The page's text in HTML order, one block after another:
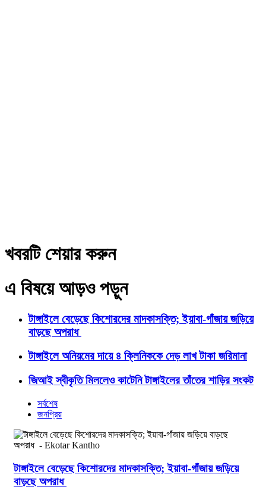
খবরটি শেয়ার করুন
এ বিষয়ে আড়ও পড়ুন
টাঙ্গাইলে বেড়েছে কিশোরদের মাদকাসক্তি; ইয়াবা-গাঁজায় জড়িয়ে
বাড়ছে অপরাধ
টাঙ্গাইলে অনিয়মের দায়ে ৪ ক্লিনিককে দেড় লাখ টাকা জরিমানা
জিআই স্বীকৃতি মিললেও কাটেনি টাঙ্গাইলের তাঁতের শাড়ির সংকট
সর্বশেষ
জনপ্রিয়
টাঙ্গাইলে বেড়েছে কিশোরদের মাদকাসক্তি; ইয়াবা-গাঁজায় জড়িয়ে
বাড়ছে অপরাধ